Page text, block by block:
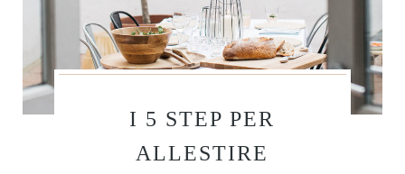
I 5 STEP PER
ALLESTIRE